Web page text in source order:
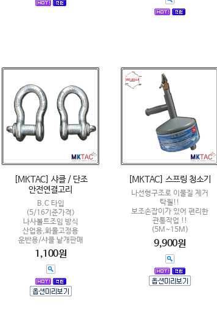
[MKTAC] 샤클 / 단조
안전연결고리
B.C 타입
(5/16기준가격)
나사볼트조임 방식
산업용,화물고정용
운반용/샤클 낱개판매
1,100원
[MKTAC] 스프링 청소기
나선형구조로 이물질 제거
탁월!!
보조손잡이가 있어 편리한
관통작업 !!
(5M~15M)
9,900원